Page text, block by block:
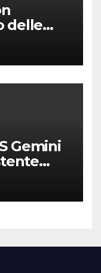
delle
Gemini